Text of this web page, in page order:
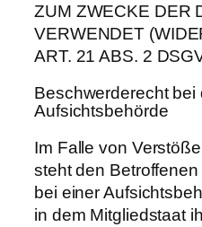
ZUM ZWECKE DER
VERWENDET
ART. 21 ABS. 2
Beschwerde­recht bei
Aufsichts­behörde
Im Falle von
steht den
bei einer
in dem Mitgliedstaat